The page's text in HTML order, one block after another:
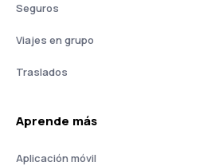
Seguros
Viajes en grupo
Traslados
Aprende más
Aplicación móvil